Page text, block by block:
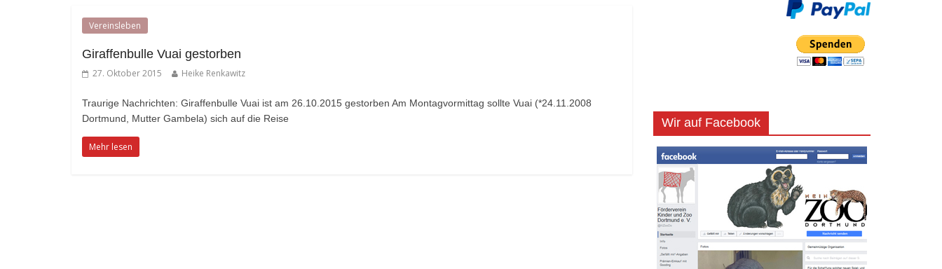
Vereinsleben
Giraffenbulle Vuai gestorben
27. Oktober 2015 Heike Renkawitz
Traurige Nachrichten: Giraffenbulle Vuai ist am 26.10.2015 gestorben Am Montagvormittag sollte Vuai (*24.11.2008
Dortmund, Mutter Gambela) sich auf die Reise
Mehr lesen
Wir auf Facebook